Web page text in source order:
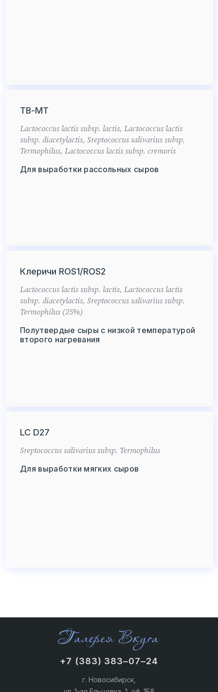
ТВ-МТ
Lactococcus lactis subsp. lactis, Lactococcus lactis
subsp. diacetylactis, Sreptococcus salivarius subsp.
Termophilus, Lactococcus lactis subsp. cremoris
Для выработки рассольных сыров
Клеричи ROS1/ROS2
Lactococcus lactis subsp. lactis, Lactococcus lactis
subsp. diacetylactis, Sreptococcus salivarius subsp.
Termophilus (25%)
Полутвердые сыры с низкой температурой
второго нагревания
LC D27
Sreptococcus salivarius subsp. Termophilus
Для выработки мягких сыров
+7 (383) 383‒07‒24
г. Новосибирск,